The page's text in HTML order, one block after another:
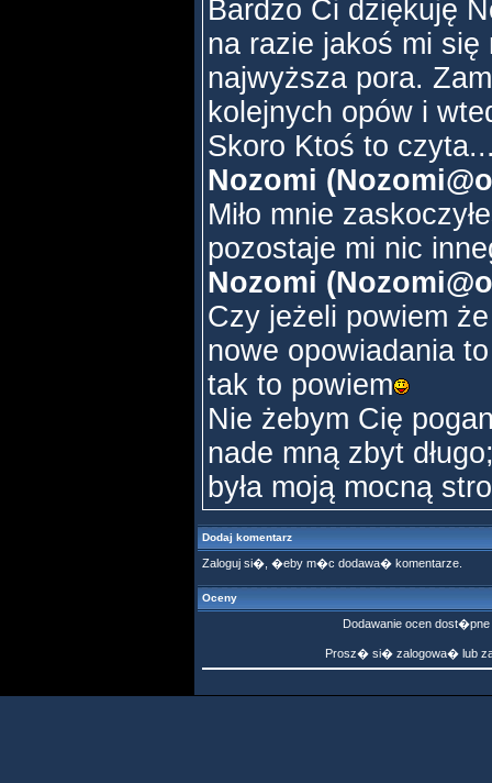
Bardzo Ci dziękuję
na razie jakoś mi się
najwyższa pora.
kolejnych opów i
Skoro Ktoś to
Nozomi
Miło mnie
pozostaje mi nic
Nozomi
Czy jeżeli powiem
nowe opowiadania
tak to powiem
Nie żebym Cię
nade mną zbyt
była moją mocną
Dodaj komentarz
Zaloguj si�, �eby m�c dodawa� komentarze.
Oceny
Dodawanie ocen
Prosz� si� zalogowa� lub